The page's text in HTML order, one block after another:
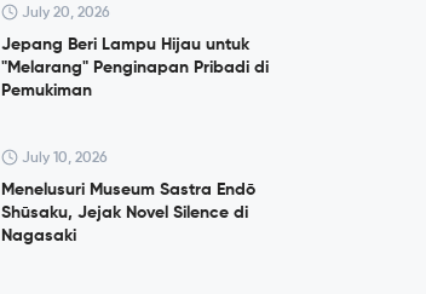
July 20, 2026
Jepang Beri Lampu Hijau untuk
"Melarang" Penginapan Pribadi di
Pemukiman
July 10, 2026
Menelusuri Museum Sastra Endō
Shūsaku, Jejak Novel Silence di
Nagasaki